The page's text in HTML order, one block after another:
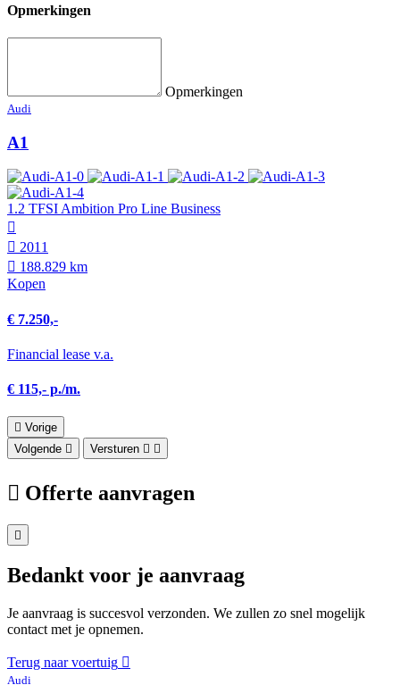
Opmerkingen
Opmerkingen
Audi
A1
1.2 TFSI Ambition Pro Line Business
2011
188.829 km
Kopen
€ 7.250,-
Financial lease v.a.
€ 115,- p./m.
Vorige
Volgende
Versturen
Offerte aanvragen
Bedankt voor je aanvraag
Je aanvraag is succesvol verzonden. We zullen zo snel mogelijk
contact met je opnemen.
Terug naar voertuig
Audi